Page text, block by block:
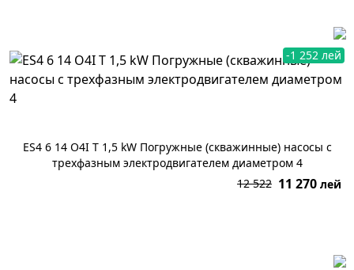
-1 252 лей
ES4 6 14 O4I T 1,5 kW Погружные (скважинные) насосы с
трехфазным электродвигателем диаметром 4
12 522 11 270 лей